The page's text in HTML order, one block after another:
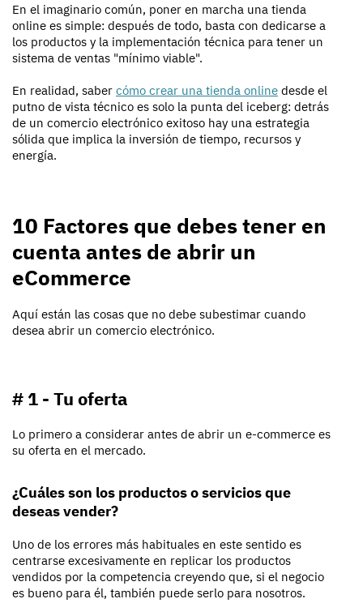
En el imaginario común, poner en marcha una tienda
online es simple: después de todo, basta con dedicarse a
los productos y la implementación técnica para tener un
sistema de ventas "mínimo viable".
En realidad, saber cómo crear una tienda online desde el
putno de vista técnico es solo la punta del iceberg: detrás
de un comercio electrónico exitoso hay una estrategia
sólida que implica la inversión de tiempo, recursos y
energía.
10 Factores que debes tener en
cuenta antes de abrir un
eCommerce
Aquí están las cosas que no debe subestimar cuando
desea abrir un comercio electrónico.
# 1 - Tu oferta
Lo primero a considerar antes de abrir un e-commerce es
su oferta en el mercado.
¿Cuáles son los productos o servicios que
deseas vender?
Uno de los errores más habituales en este sentido es
centrarse excesivamente en replicar los productos
vendidos por la competencia creyendo que, si el negocio
es bueno para él, también puede serlo para nosotros.